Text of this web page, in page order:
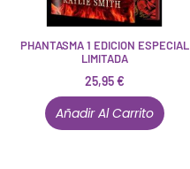
PHANTASMA 1 EDICION ESPECIAL
LIMITADA
25,95€
Añadir Al Carrito